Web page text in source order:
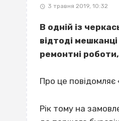
3 травня 2019, 10:32
В одній із
відтоді
ремонтні
Про це повідомляє
Рік тому на